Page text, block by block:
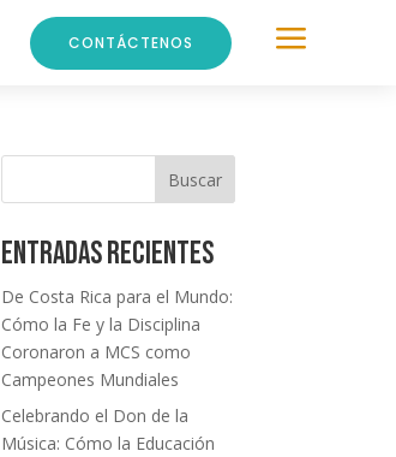
CONTÁCTENOS a
Buscar
Entradas recientes
De Costa Rica para el Mundo:
Cómo la Fe y la Disciplina
Coronaron a MCS como
Campeones Mundiales
Celebrando el Don de la
Música: Cómo la Educación